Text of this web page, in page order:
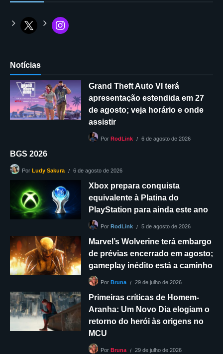
Notícias
Grand Theft Auto VI terá
apresentação estendida em 27
de agosto; veja horário e onde
assistir
Por RodLink 6 de agosto de 2026
BGS 2026
Por Ludy Sakura 6 de agosto de 2026
Xbox prepara conquista
equivalente à Platina do
PlayStation para ainda este ano
Por RodLink 5 de agosto de 2026
Marvel’s Wolverine terá embargo
de prévias encerrado em agosto;
gameplay inédito está a caminho
Por Bruna 29 de julho de 2026
Primeiras críticas de Homem-
Aranha: Um Novo Dia elogiam o
retorno do herói às origens no
MCU
Por Bruna 29 de julho de 2026